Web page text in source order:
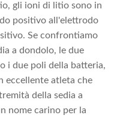
gli ioni di litio sono in
positivo all'elettrodo
Se confrontiamo
a dondolo, le due
i due poli della batteria,
eccellente atleta che
della sedia a
nome carino per la